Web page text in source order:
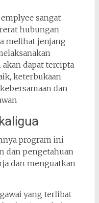
sangat
hubungan
melihat jenjang
dapat tercipta
keterbukaan
dan
program ini
dan pengetahuan
dan menguatkan
yang terlibat